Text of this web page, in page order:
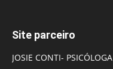
Site parceiro
JOSIE CONTI- PSICÓLOGA